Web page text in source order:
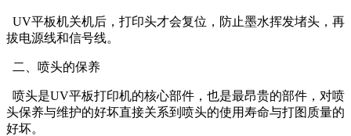
UV平板机关机后，打印头才会复位，防止墨水挥发堵头，再
拔电源线和信号线。
二、喷头的保养
喷头是UV平板打印机的核心部件，也是最昂贵的部件，对喷
头保养与维护的好坏直接关系到喷头的使用寿命与打图质量的
好坏。